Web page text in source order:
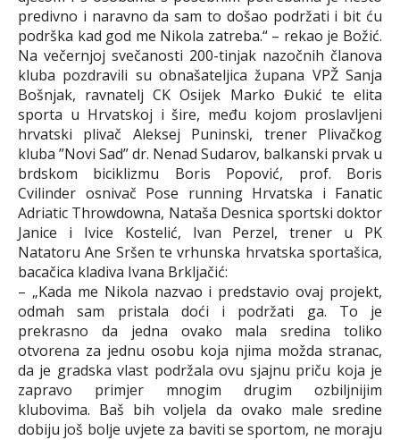
predivno i naravno da sam to došao podržati i bit ću
podrška kad god me Nikola zatreba.“ – rekao je Božić.
Na večernjoj svečanosti 200-tinjak nazočnih članova
kluba pozdravili su obnašateljica župana VPŽ Sanja
Bošnjak, ravnatelj CK Osijek Marko Đukić te elita
sporta u Hrvatskoj i šire, među kojom proslavljeni
hrvatski plivač Aleksej Puninski, trener Plivačkog
kluba ”Novi Sad” dr. Nenad Sudarov, balkanski prvak u
brdskom biciklizmu Boris Popović, prof. Boris
Cvilinder osnivač Pose running Hrvatska i Fanatic
Adriatic Throwdowna, Nataša Desnica sportski doktor
Janice i Ivice Kostelić, Ivan Perzel, trener u PK
Natatoru Ane Sršen te vrhunska hrvatska sportašica,
bacačica kladiva Ivana Brkljačić:
– „Kada me Nikola nazvao i predstavio ovaj projekt,
odmah sam pristala doći i podržati ga. To je
prekrasno da jedna ovako mala sredina toliko
otvorena za jednu osobu koja njima možda stranac,
da je gradska vlast podržala ovu sjajnu priču koja je
zapravo primjer mnogim drugim ozbiljnijim
klubovima. Baš bih voljela da ovako male sredine
dobiju još bolje uvjete za baviti se sportom, ne moraju